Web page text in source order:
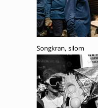
Songkran, silom